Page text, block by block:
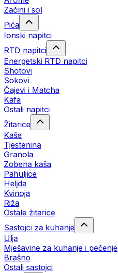
Začini i sol
Pića
Ionski napitci
RTD napitci
Energetski RTD napitci
Shotovi
Sokovi
Čajevi i Matcha
Kafa
Ostali napitci
Žitarice
Kaše
Tjestenina
Granola
Zobena kaša
Pahuljice
Heljda
Kvinoja
Riža
Ostale žitarice
Sastojci za kuhanje
Ulja
Mješavine za kuhanje i pečenje
Brašno
Ostali sastojci